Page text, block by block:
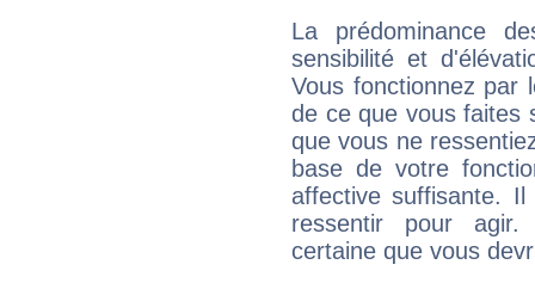
La prédominance
sensibilité et
Vous fonctionnez
de ce que vous faites
que vous ne
base de votre
affective suffisante.
ressentir pour agir.
certaine que vous